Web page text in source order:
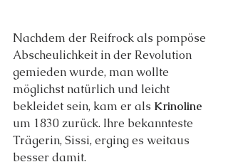
Nachdem der Reifrock als pompöse
Abscheulichkeit in der Revolution
gemieden wurde, man wollte
möglichst natürlich und leicht
bekleidet sein, kam er als Krinoline
um 1830 zurück. Ihre bekannteste
Trägerin, Sissi, erging es weitaus
besser damit.